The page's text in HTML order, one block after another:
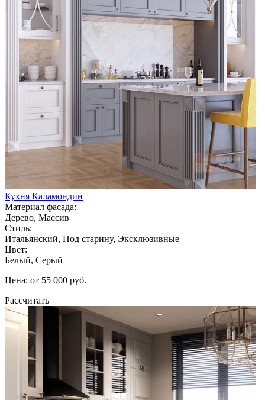
Кухня Каламондин
Материал фасада:
Дерево, Массив
Стиль:
Итальянский, Под старину, Эксклюзивные
Цвет:
Белый, Серый
Цена: от 55 000 руб.
Рассчитать